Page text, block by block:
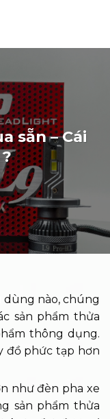
sẵn – Cái
nào, chúng
sản phẩm thửa
thông dụng.
đồ phức tạp hơn
như đèn pha xe
sản phẩm thửa